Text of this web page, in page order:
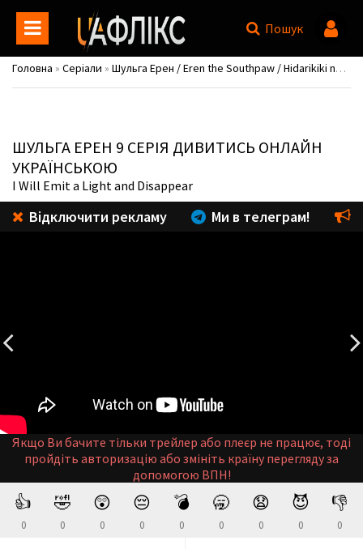
Пошук
Головна » Серіали » Шульга Ерен / Eren the Southpaw / Hidarikiki no Eren
ШУЛЬГА ЕРЕН 9 СЕРІЯ ДИВИТИСЬ ОНЛАЙН
УКРАЇНСЬКОЮ
I Will Emit a Light and Disappear
Відключити рекламу Ми в телеграм!
Якщо Ви бачите тільки трейлер або плеєр не працює, тоді
пройдіть авторизацію або змініть країну перегляду за
допомогою ВПН!
👍
0
🤣
0
😲
0
😔
0
💣
0
🥱
0
😧
0
😈
0
👎
0